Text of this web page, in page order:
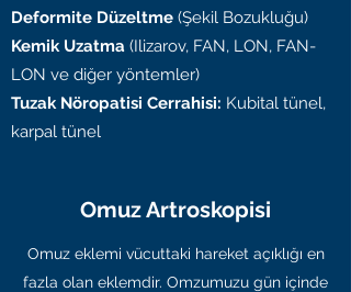
Deformite Düzeltme (Şekil Bozukluğu)
Kemik Uzatma (Ilizarov, FAN, LON, FAN-
LON ve diğer yöntemler)
Tuzak Nöropatisi Cerrahisi: Kubital tünel,
karpal tünel
Omuz Artroskopisi
Omuz eklemi vücuttaki hareket açıklığı en
fazla olan eklemdir. Omzumuzu gün içinde